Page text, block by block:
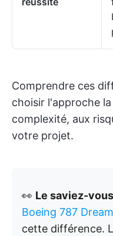
Comprendre ces
choisir l'approche
complexité, aux
votre projet.
👀 Le saviez-
Boeing 787
cette différence.